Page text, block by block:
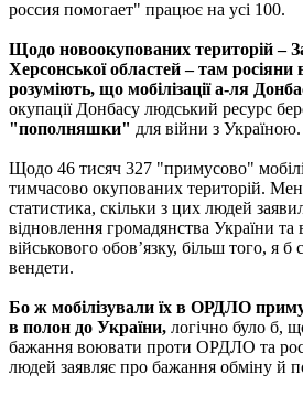
россия помогает" працює на усі 100.
Щодо новоокупованих територій –
Херсонської областей – там росіяни
розуміють, що мобілізації а-ля
окупації Донбасу людський ресурс
"пополняшки" для війни з Україною.
Щодо 46 тисяч 327 "примусово"
тимчасово окупованих територій.
статистика, скільки з цих людей
відновлення громадянства України та
військового обов’язку, більш того, я б
вендети.
Бо ж мобілізували їх в ОРДЛО
в полон до України, логічно було б,
бажання воювати проти ОРДЛО та
людей заявляє про бажання обміну